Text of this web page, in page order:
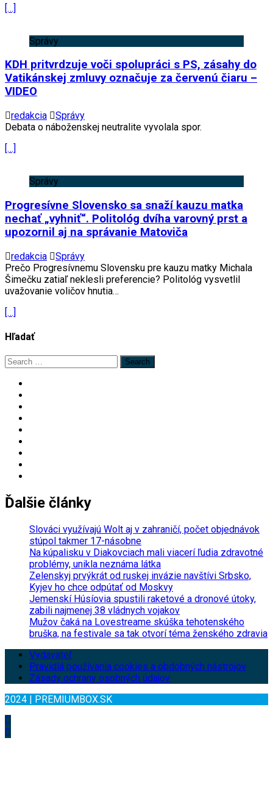
[…]
Správy
KDH pritvrdzuje voči spolupráci s PS, zásahy do
Vatikánskej zmluvy označuje za červenú čiaru –
VIDEO
redakcia
Správy
Debata o náboženskej neutralite vyvolala spor.
[…]
Správy
Progresívne Slovensko sa snaží kauzu matka
nechať „vyhniť“. Politológ dvíha varovný prst a
upozornil aj na správanie Matoviča
redakcia
Správy
Prečo Progresívnemu Slovensku pre kauzu matky Michala
Šimečku zatiaľ neklesli preferencie? Politológ vysvetlil
uvažovanie voličov hnutia…
[…]
Hľadať
Search
for:
Ďalšie články
Slováci využívajú Wolt aj v zahraničí, počet objednávok
stúpol takmer 17-násobne
Na kúpalisku v Diakovciach mali viacerí ľudia zdravotné
problémy, unikla neznáma látka
Zelenskyj prvýkrát od ruskej invázie navštívi Srbsko,
Kyjev ho chce odpútať od Moskvy
Jemenskí Húsíovia spustili raketové a dronové útoky,
zabili najmenej 38 vládnych vojakov
Mužov čaká na Lovestreame skúška tehotenského
bruška, na festivale sa tak otvorí téma ženského zdravia
Vydavateľ
Pravidlá používania cookies a obdobných nástrojov
Zásady ochrany osobných údajov
2024 | PREMIUMBOX.SK